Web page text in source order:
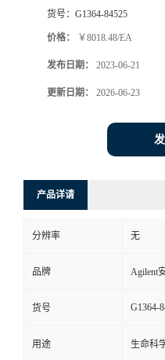
货号： G1364-84525
价格： ￥8018.48/EA
发布日期： 2023-06-21
更新日期： 2026-06-23
产品详请
分辨率 无
品牌 Agilent
货号 G1364-
用途 生命科